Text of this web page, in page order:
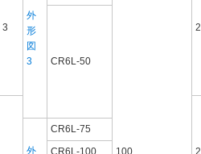
3
外
形
図
3
100
2
CR6L-50
2
外
CR6L-75
CR6L-100